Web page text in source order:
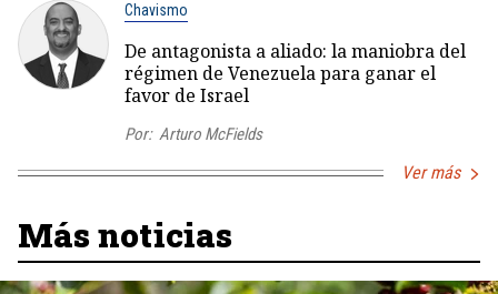
Chavismo
De antagonista a aliado: la maniobra del
régimen de Venezuela para ganar el
favor de Israel
Por: Arturo McFields
Ver más
Más noticias